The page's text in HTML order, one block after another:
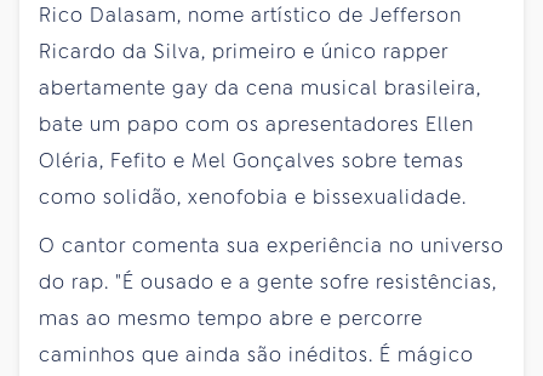
Rico Dalasam, nome artístico de Jefferson
Ricardo da Silva, primeiro e único rapper
abertamente gay da cena musical brasileira,
bate um papo com os apresentadores Ellen
Oléria, Fefito e Mel Gonçalves sobre temas
como solidão, xenofobia e bissexualidade.
O cantor comenta sua experiência no universo
do rap. "É ousado e a gente sofre resistências,
mas ao mesmo tempo abre e percorre
caminhos que ainda são inéditos. É mágico